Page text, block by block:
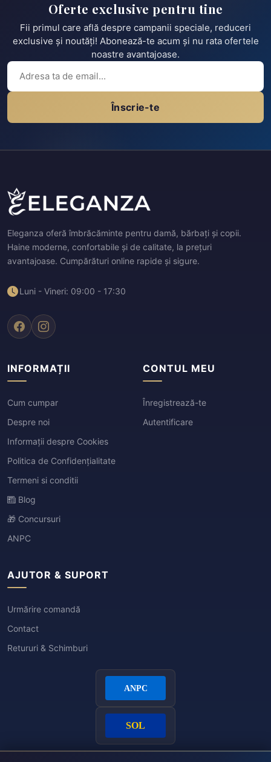
Oferte exclusive pentru tine
Fii primul care află despre campanii speciale, reduceri
exclusive și noutăți! Abonează-te acum și nu rata ofertele
noastre avantajoase.
Înscrie-te
Eleganza oferă îmbrăcăminte pentru damă, bărbați și copii.
Haine moderne, confortabile și de calitate, la prețuri
avantajoase. Cumpărături online rapide și sigure.
Luni - Vineri: 09:00 - 17:30
INFORMAȚII
Cum cumpar
Despre noi
Informații despre Cookies
Politica de Confidențialitate
Termeni si conditii
Blog
🎁 Concursuri
ANPC
CONTUL MEU
Înregistrează-te
Autentificare
AJUTOR & SUPORT
Urmărire comandă
Contact
Retururi & Schimburi